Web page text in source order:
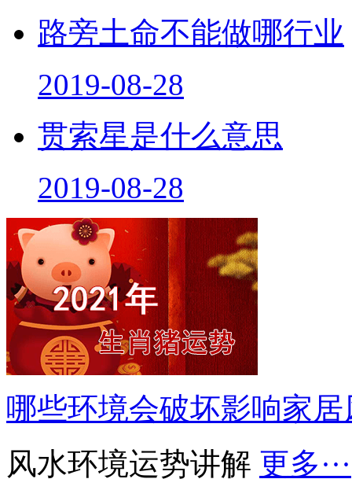
路旁土命不能做哪行业
2019-08-28
贯索星是什么意思
2019-08-28
哪些环境会破坏影响家居
风水环境运势讲解 更多···